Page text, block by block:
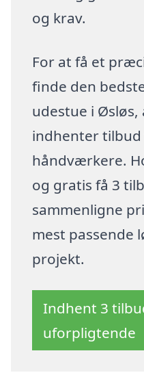
og krav.
For at få et
finde den
udestue i Øsløs,
indhenter
håndværkere.
og gratis få 3
sammenligne
mest passende
projekt.
Indhent 3
uforpligtende